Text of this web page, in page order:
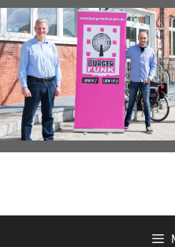
Zum
Inhalt
springen